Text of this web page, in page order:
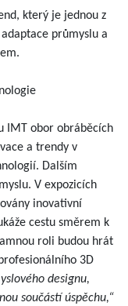
který je jednou z
průmyslu a
IMT obor obráběcích
a trendy v
Dalším
V expozicích
inovativní
cestu směrem k
roli budou hrát
3D
designu,
součástí úspěchu,“